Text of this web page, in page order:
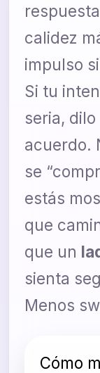
calidez
impulso
Si tu
seria,
acuerdo.
se
estás
que
que un
sienta
Menos
Cómo